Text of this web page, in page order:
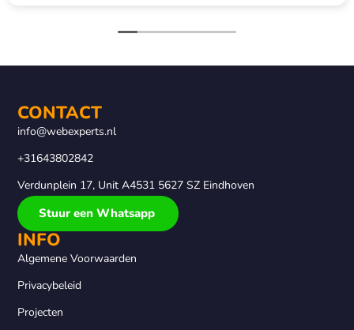
CONTACT
info@webexperts.nl
+31643802842
Verdunplein 17, Unit A4531 5627 SZ Eindhoven
Stuur een Whatsapp
INFO
Algemene Voorwaarden
Privacybeleid
Projecten